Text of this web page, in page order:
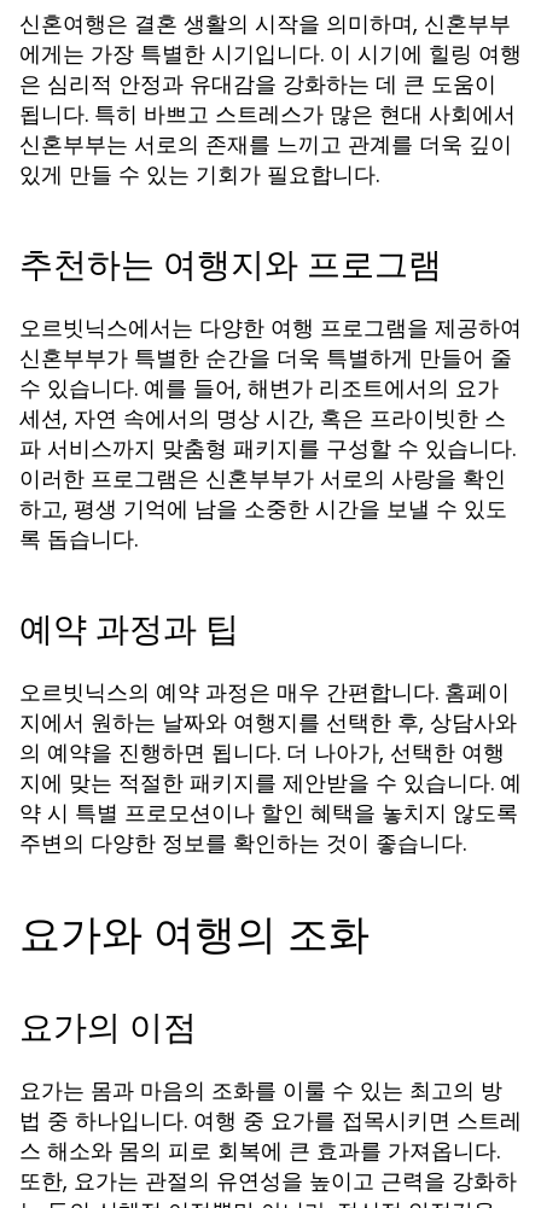
신혼여행은 결혼 생활의 시작을 의미하며, 신혼부부
에게는 가장 특별한 시기입니다. 이 시기에 힐링 여행
은 심리적 안정과 유대감을 강화하는 데 큰 도움이
됩니다. 특히 바쁘고 스트레스가 많은 현대 사회에서
신혼부부는 서로의 존재를 느끼고 관계를 더욱 깊이
있게 만들 수 있는 기회가 필요합니다.
추천하는 여행지와 프로그램
오르빗닉스에서는 다양한 여행 프로그램을 제공하여
신혼부부가 특별한 순간을 더욱 특별하게 만들어 줄
수 있습니다. 예를 들어, 해변가 리조트에서의 요가
세션, 자연 속에서의 명상 시간, 혹은 프라이빗한 스
파 서비스까지 맞춤형 패키지를 구성할 수 있습니다.
이러한 프로그램은 신혼부부가 서로의 사랑을 확인
하고, 평생 기억에 남을 소중한 시간을 보낼 수 있도
록 돕습니다.
예약 과정과 팁
오르빗닉스의 예약 과정은 매우 간편합니다. 홈페이
지에서 원하는 날짜와 여행지를 선택한 후, 상담사와
의 예약을 진행하면 됩니다. 더 나아가, 선택한 여행
지에 맞는 적절한 패키지를 제안받을 수 있습니다. 예
약 시 특별 프로모션이나 할인 혜택을 놓치지 않도록
주변의 다양한 정보를 확인하는 것이 좋습니다.
요가와 여행의 조화
요가의 이점
요가는 몸과 마음의 조화를 이룰 수 있는 최고의 방
법 중 하나입니다. 여행 중 요가를 접목시키면 스트레
스 해소와 몸의 피로 회복에 큰 효과를 가져옵니다.
또한, 요가는 관절의 유연성을 높이고 근력을 강화하